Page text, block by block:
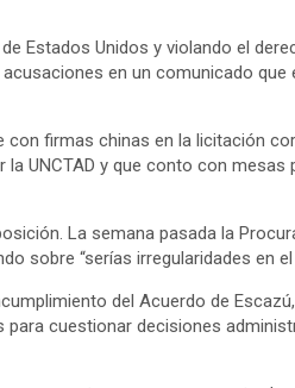
Estados Unidos y violando el
en un comunicado
firmas chinas en la licitación
UNCTAD y que conto con
La semana pasada la
sobre “serías irregularidades en el
del Acuerdo de
para cuestionar decisiones